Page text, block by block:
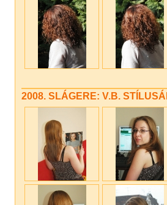
2008. SLÁGERE: V.B.